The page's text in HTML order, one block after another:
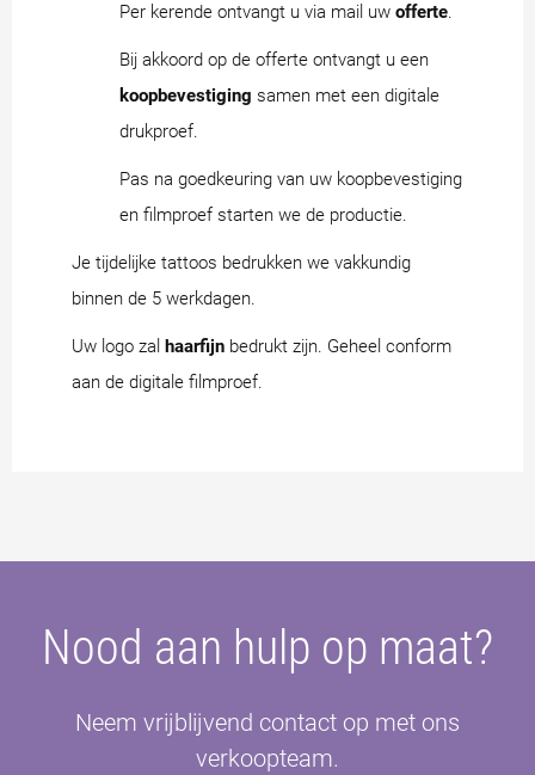
Per kerende ontvangt u via mail uw offerte.
Bij akkoord op de offerte ontvangt u een
koopbevestiging samen met een digitale
drukproef.
Pas na goedkeuring van uw koopbevestiging
en filmproef starten we de productie.
Je tijdelijke tattoos bedrukken we vakkundig
binnen de 5 werkdagen.
Uw logo zal haarfijn bedrukt zijn. Geheel conform
aan de digitale filmproef.
Nood aan hulp op maat?
Neem vrijblijvend contact op met ons
verkoopteam.